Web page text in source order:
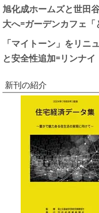
旭化成ホームズと世田
大へ=ガーデンカフェ
「マイトーン」をリニ
と安全性追加=リンナイ
新刊の紹介